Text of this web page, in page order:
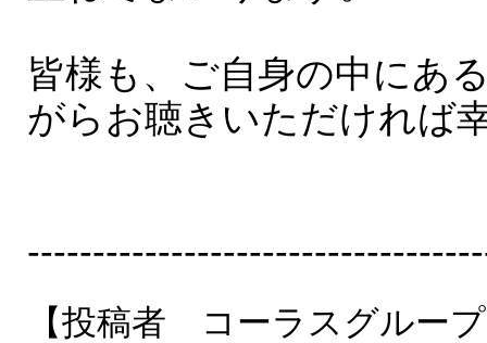
皆様も、ご自身の中にあ
がらお聴きいただければ
【投稿者 コーラスグルー